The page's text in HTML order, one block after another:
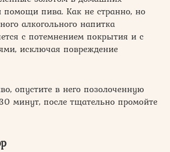
пива. Как не странно, но
алкогольного напитка
с потемнением покрытия и с
исключая повреждение
опустите в него позолоченную
минут, после тщательно промойте